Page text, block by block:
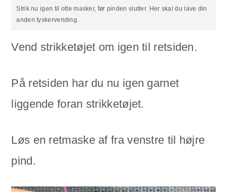
Strik nu igen til otte masker, før pinden slutter. Her skal du lave din
anden tyskervending.
Vend strikketøjet om igen til retsiden.
På retsiden har du nu igen garnet
liggende foran strikketøjet.
Løs en retmaske af fra venstre til højre
pind.